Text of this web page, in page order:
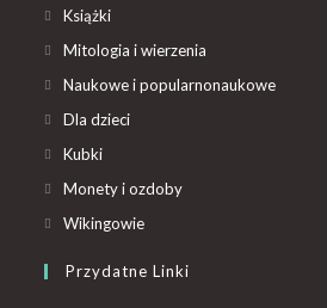
Książki
Mitologia i wierzenia
Naukowe i popularnonaukowe
Dla dzieci
Kubki
Monety i ozdoby
Wikingowie
Przydatne Linki